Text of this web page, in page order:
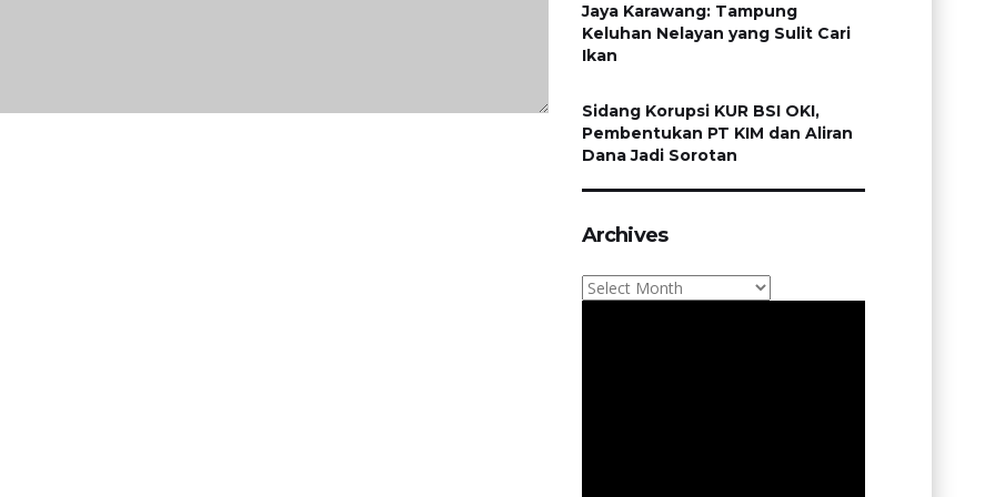
Jaya Karawang: Tampung
Keluhan Nelayan yang Sulit Cari
Ikan
Sidang Korupsi KUR BSI OKI,
Pembentukan PT KIM dan Aliran
Dana Jadi Sorotan
Archives
Archives